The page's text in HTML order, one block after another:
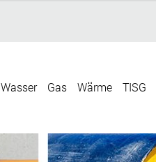
Wasser Gas Wärme TISG